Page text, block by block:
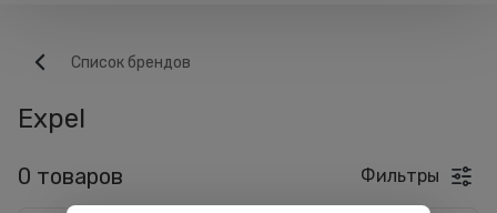
Список брендов
Expel
0 товаров Фильтры